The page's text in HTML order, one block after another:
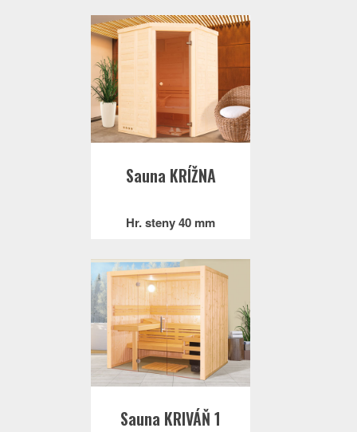
Sauna KRÍŽNA
Hr. steny 40 mm
Sauna KRIVÁŇ 1